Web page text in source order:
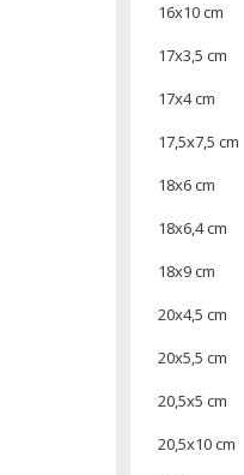
16x10 cm
17x3,5 cm
17x4 cm
17,5x7,5 cm
18x6 cm
18x6,4 cm
18x9 cm
20x4,5 cm
20x5,5 cm
20,5x5 cm
20,5x10 cm